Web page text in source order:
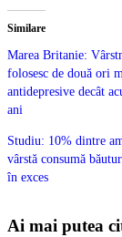
Similare
Marea Britanie:
folosesc de două ori
antidepresive decât
ani
Studiu: 10% dintre
vârstă consumă
în exces
Ai mai putea